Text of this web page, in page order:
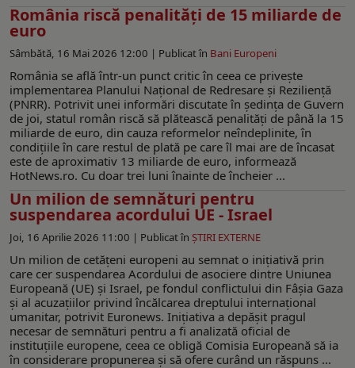
România riscă penalități de 15 miliarde de
euro
Sâmbătă, 16 Mai 2026 12:00 | Publicat în Bani Europeni
România se află într-un punct critic în ceea ce privește
implementarea Planului Național de Redresare și Reziliență
(PNRR). Potrivit unei informări discutate în ședința de Guvern
de joi, statul român riscă să plătească penalități de până la 15
miliarde de euro, din cauza reformelor neîndeplinite, în
condițiile în care restul de plată pe care îl mai are de încasat
este de aproximativ 13 miliarde de euro, informează
HotNews.ro. Cu doar trei luni înainte de încheier ...
Un milion de semnături pentru
suspendarea acordului UE - Israel
Joi, 16 Aprilie 2026 11:00 | Publicat în ŞTIRI EXTERNE
Un milion de cetățeni europeni au semnat o inițiativă prin
care cer suspendarea Acordului de asociere dintre Uniunea
Europeană (UE) și Israel, pe fondul conflictului din Fâșia Gaza
și al acuzațiilor privind încălcarea dreptului internațional
umanitar, potrivit Euronews. Inițiativa a depășit pragul
necesar de semnături pentru a fi analizată oficial de
instituțiile europene, ceea ce obligă Comisia Europeană să ia
în considerare propunerea și să ofere curând un răspuns ...